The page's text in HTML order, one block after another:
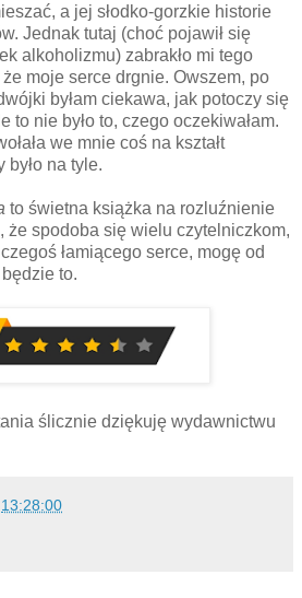
a jej słodko-gorzkie historie
Jednak tutaj (choć pojawił się
alkoholizmu) zabrakło mi tego
moje serce drgnie. Owszem, po
byłam ciekawa, jak potoczy się
to nie było to, czego oczekiwałam.
we mnie coś na kształt
było na tyle.
to świetna książka na rozluźnienie
że spodoba się wielu czytelniczkom,
łamiącego serce, mogę od
to.
ślicznie dziękuję wydawnictwu
13:28:00